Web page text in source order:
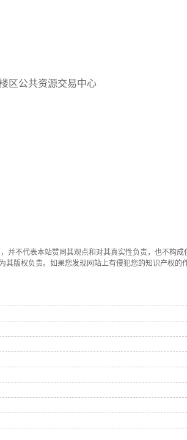
区公共资源交易中心
并不代表本站赞同其观点和对其真实性负责，也不构成
版权负责。如果您发现网站上有侵犯您的知识产权的